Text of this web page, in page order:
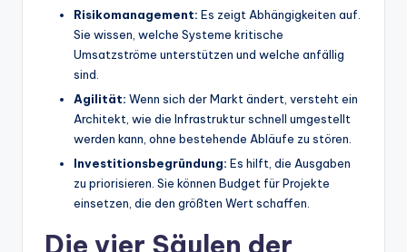
Risikomanagement: Es zeigt Abhängigkeiten auf.
Sie wissen, welche Systeme kritische
Umsatzströme unterstützen und welche anfällig
sind.
Agilität: Wenn sich der Markt ändert, versteht ein
Architekt, wie die Infrastruktur schnell umgestellt
werden kann, ohne bestehende Abläufe zu stören.
Investitionsbegründung: Es hilft, die Ausgaben
zu priorisieren. Sie können Budget für Projekte
einsetzen, die den größten Wert schaffen.